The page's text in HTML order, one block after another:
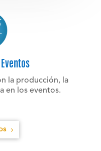
la producción, la
en los eventos.